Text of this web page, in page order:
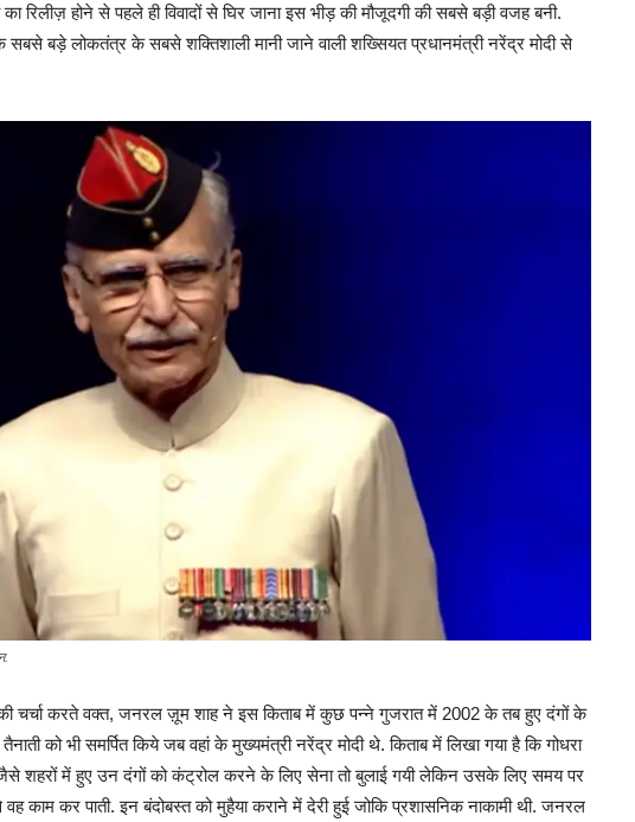
का रिलीज़ होने से पहले ही विवादों से घिर जाना इस भीड़ की मौजूदगी की सबसे बड़ी वजह बनी.
सबसे बड़े लोकतंत्र के सबसे शक्तिशाली मानी जाने वाली शख्सियत प्रधानमंत्री नरेंद्र मोदी से
करते वक्त, जनरल ज़ूम शाह ने इस किताब में कुछ पन्ने गुजरात में 2002 के तब हुए दंगों के
को भी समर्पित किये जब वहां के मुख्यमंत्री नरेंद्र मोदी थे. किताब में लिखा गया है कि गोधरा
शहरों में हुए उन दंगों को कंट्रोल करने के लिए सेना तो बुलाई गयी लेकिन उसके लिए समय पर
काम कर पाती. इन बंदोबस्त को मुहैया कराने में देरी हुई जोकि प्रशासनिक नाकामी थी. जनरल